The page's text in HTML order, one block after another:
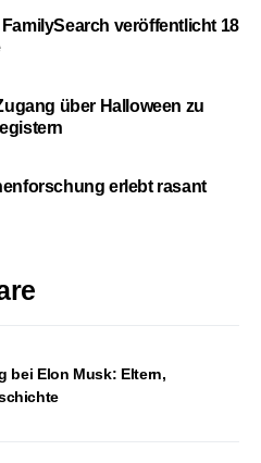
veröffentlicht 18
über Halloween zu
erlebt rasant
bei Elon Musk: Eltern,